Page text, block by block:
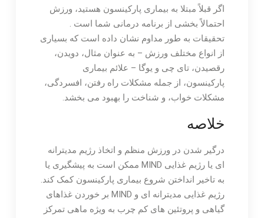
اگر قبلاً مبتلا به بیماری پارکینسون هستید، ورزش
احتمالاً بخشی از برنامه درمانی شما است .
تحقیقات به طور مداوم نشان داده است که بسیاری
از انواع مختلف ورزش – به عنوان مثال، دویدن،
رقصیدن، تای چی و یوگا – علائم بیماری
پارکینسون، از جمله مشکلات راه رفتن، افسردگی،
مشکلات خواب، و شناخت را بهبود می بخشد.
خلاصه
درگیر شدن در ورزش منظم و اتخاذ رژیم مدیترانه
ای یا رژیم غذایی MIND ممکن است به پیشگیری یا
به تاخیر انداختن شروع بیماری پارکینسون کمک کند.
رژیم غذایی مدیترانه ای و MIND بر خوردن غذاهای
گیاهی و پروتئین های کم چرب به ویژه ماهی تمرکز